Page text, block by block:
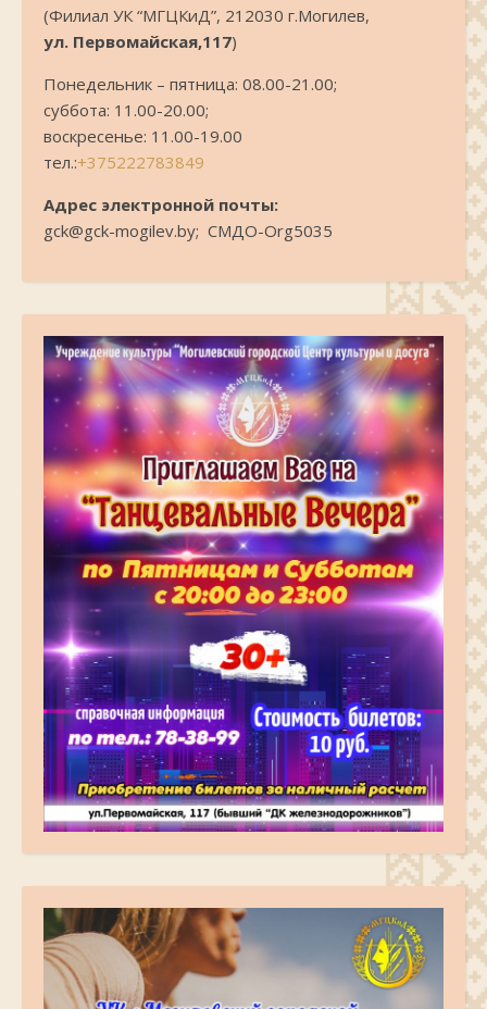
(Филиал УК “МГЦКиД”, 212030 г.Могилев,
ул. Первомайская,117)
Понедельник – пятница: 08.00-21.00;
суббота: 11.00-20.00;
воскресенье: 11.00-19.00
тел.:+375222783849
Адрес электронной почты:
gck@gck-mogilev.by; СМДО-Org5035